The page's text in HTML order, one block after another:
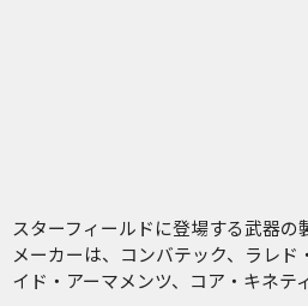
スターフィールドに登場する武器の
メーカーは、コンバテック、ラレド
イド・アーマメンツ、コア・キネテ